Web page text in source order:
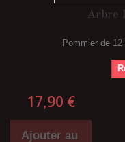
Arbre
Pommier de
17,90 €
Ajouter au